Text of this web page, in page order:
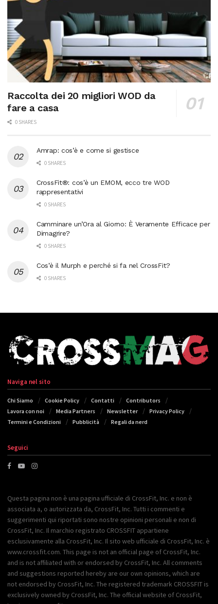
Raccolta dei 20 migliori WOD da
fare a casa
0 SHARES
Amrap: cos’è e come si gestisce
0 SHARES
CrossFit®: cos’è un EMOM, ecco tre WOD
rappresentativi
0 SHARES
Camminare un’Ora al Giorno: È Veramente Efficace per
Dimagrire?
0 SHARES
Cos’è il Murph e perché si fa nel CrossFit?
0 SHARES
Naviga nel sito
Chi Siamo Cookie Policy Contatti
Contributors
Lavora con noi
Media Partners Newsletter
Privacy Policy
Termini e Condizioni
Pubblicità Regali da nerd
Seguici
Questa pagina non è una pagina ufficiale di CrossFit, Inc. e non è
associata a, o autorizzata da, CrossFit, Inc. Tutti i commenti e
suggerimenti qui riportati sono nostre opinioni personali e non di
CrossFit, Inc. Il marchio registrato CROSSFIT appartiene
esclusivamente alla CrossFit, Inc. Il sito web ufficiale di CrossFit, Inc. è
www.crossfit.com. This page is not an official page of CrossFit, Inc.
and is not affiliated with or endorsed by CrossFit, Inc. All comments
and suggestions reported hereby are our own opinions, which are
not endorsed by CrossFit, Inc. The registered trademark CROSSFIT is
exclusively owned by CrossFit, Inc. The official website of CrossFit,